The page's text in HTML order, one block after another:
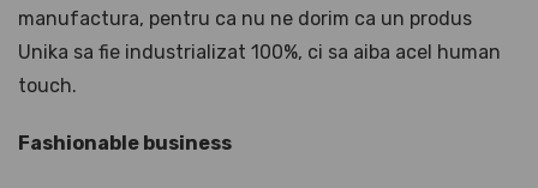
manufactura, pentru ca nu ne dorim ca un produs
Unika sa fie industrializat 100%, ci sa aiba acel human
touch.
Fashionable business